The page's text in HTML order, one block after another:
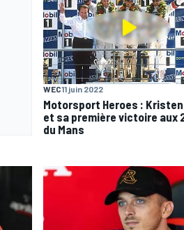
WEC11 juin 2022
Motorsport Heroes :
et sa première victoire aux
du Mans